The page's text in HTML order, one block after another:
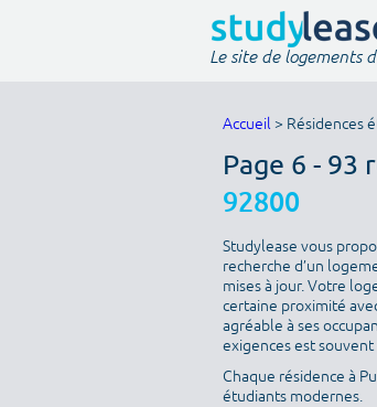
Le site de logements
Accueil > Résidences
Page 6 - 93
92800
Studylease vous
recherche d’un
mises à jour. Votre
certaine proximité
agréable à ses
exigences est
Chaque résidence à
étudiants modernes.